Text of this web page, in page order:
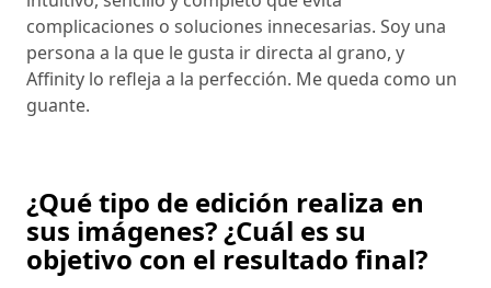
complicaciones o soluciones innecesarias. Soy una
persona a la que le gusta ir directa al grano, y
Affinity lo refleja a la perfección. Me queda como un
guante.
¿Qué tipo de edición realiza en
sus imágenes? ¿Cuál es su
objetivo con el resultado final?